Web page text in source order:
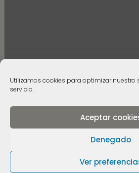
Utilizamos cookies para optimizar nuestro
servicio.
Aceptar
Denegado
Ver